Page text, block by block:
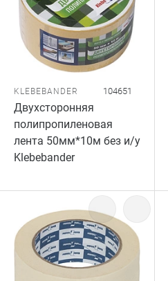
KLEBEBANDER 104651
Двухсторонняя
полипропиленовая
лента 50мм*10м без и/у
Klebebander